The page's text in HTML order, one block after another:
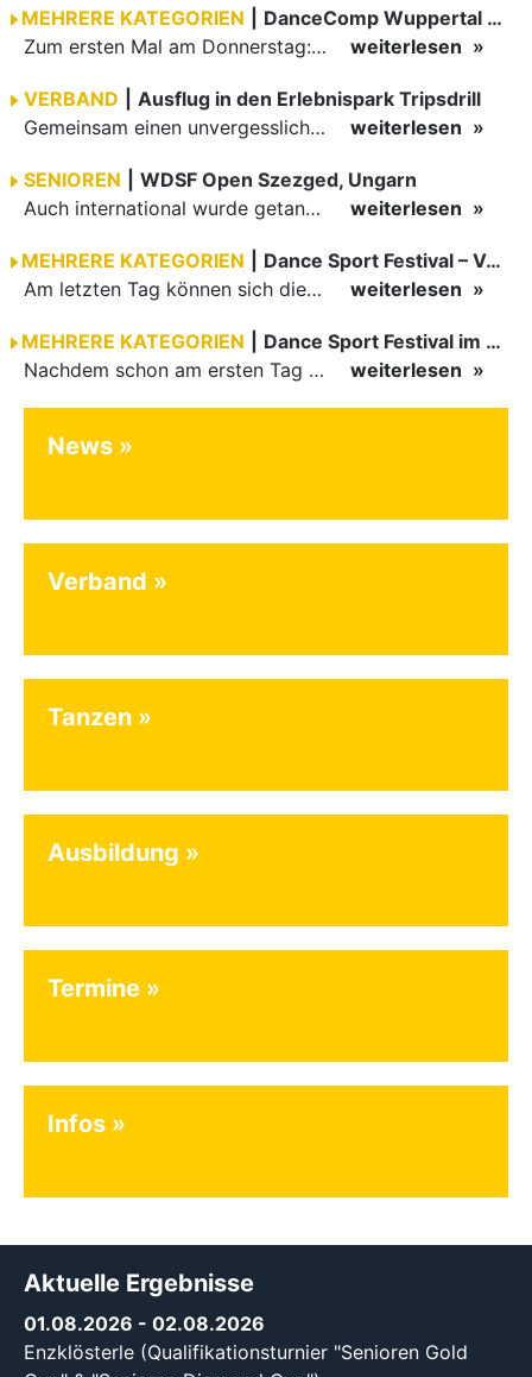
MEHRERE KATEGORIEN
DanceComp Wuppertal 2026
Zum ersten Mal am Donnerstag: erster Tag der danceComp
weiterlesen
VERBAND
Ausflug in den Erlebnispark Tripsdrill
Gemeinsam einen unvergesslichen Tag erleben
weiterlesen
SENIOREN
WDSF Open Szezged, Ungarn
Auch international wurde getanzt in Ungarn am vergangenen Wochenende
weiterlesen
MEHRERE KATEGORIEN
Dance Sport Festival – Volles Haus
Am letzten Tag können sich die Besucher des Dance Sport Festivals erneut auf internationale Festivalatmosphäre freuen. Die knapp 1200 Aktiven vertreten mit Deutschland 43 Nationen. Mit Paaren aus 15…
weiterlesen
MEHRERE KATEGORIEN
Dance Sport Festival im WM-Fieber
Nachdem schon am ersten Tag zumindest im Hansesaal WM-Stimmung vom Feinsten herrschte, werden am Samstag nicht nur Tänzerinnen und Tänzer der Junioren die Stimmung ordentlich anheizen. Es erwartet alle -…
weiterlesen
News
Verband
Tanzen
Ausbildung
Termine
Infos
Aktuelle Ergebnisse
01.08.2026 - 02.08.2026
Enzklösterle (Qualifikationsturnier "Senioren Gold